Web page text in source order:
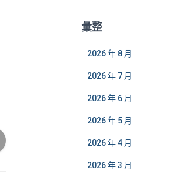
彙整
2026 年 8 月
2026 年 7 月
2026 年 6 月
2026 年 5 月
2026 年 4 月
2026 年 3 月